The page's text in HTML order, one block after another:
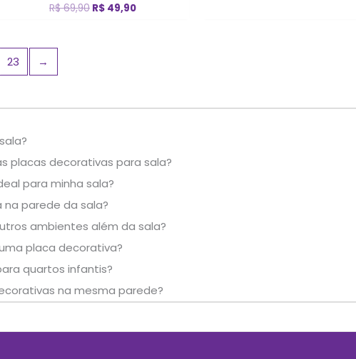
Avaliação
0
R$69,90 R$ 49,90
23 →
placas decorativas para sala?
para minha sala?
parede da sala?
ambientes além da sala?
placa decorativa?
quartos infantis?
na mesma parede?